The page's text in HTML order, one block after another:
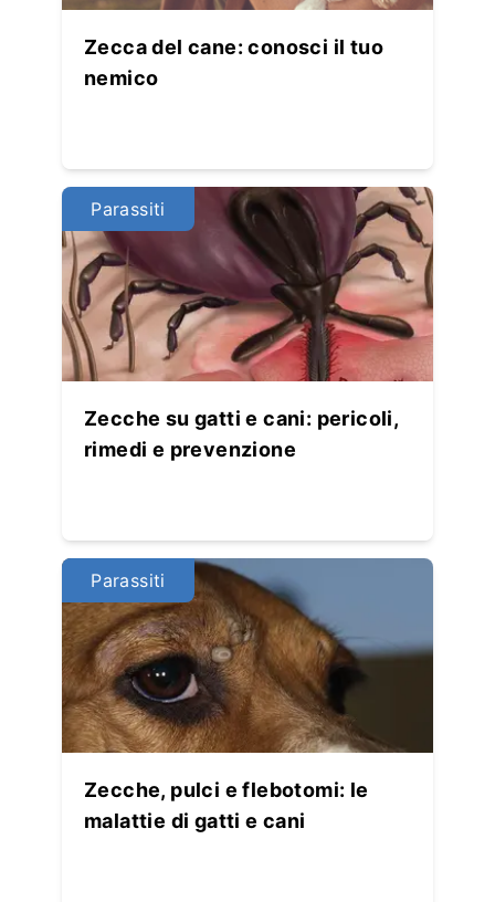
Zecca del cane: conosci il tuo
nemico
Parassiti
Zecche su gatti e cani: pericoli,
rimedi e prevenzione
Parassiti
Zecche, pulci e flebotomi: le
malattie di gatti e cani